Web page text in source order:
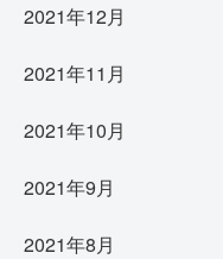
2021年12月
2021年11月
2021年10月
2021年9月
2021年8月